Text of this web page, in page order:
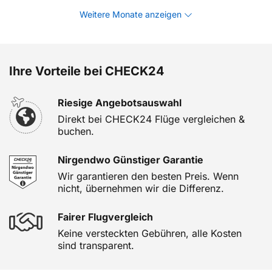
Weitere Monate anzeigen
Ihre Vorteile bei CHECK24
Riesige Angebotsauswahl
Direkt bei CHECK24 Flüge vergleichen &
buchen.
Nirgendwo Günstiger Garantie
Wir garantieren den besten Preis. Wenn
nicht, übernehmen wir die Differenz.
Fairer Flugvergleich
Keine versteckten Gebühren, alle Kosten
sind transparent.